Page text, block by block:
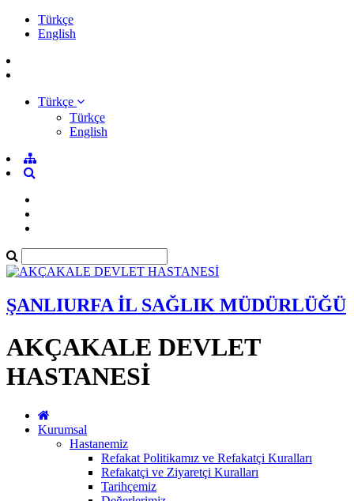
Türkçe
English
Türkçe
Türkçe
English
ŞANLIURFA İL SAĞLIK MÜDÜRLÜĞÜ
AKÇAKALE DEVLET
HASTANESİ
Kurumsal
Hastanemiz
Refakat Politikamız ve Refakatçi Kuralları
Refakatçi ve Ziyaretçi Kuralları
Tarihçemiz